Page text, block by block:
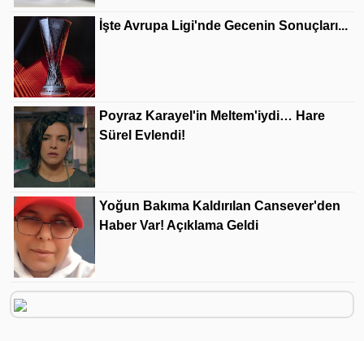
İşte Avrupa Ligi'nde Gecenin Sonuçları...
Poyraz Karayel'in Meltem'iydi… Hare
Sürel Evlendi!
Yoğun Bakıma Kaldırılan Cansever'den
Haber Var! Açıklama Geldi